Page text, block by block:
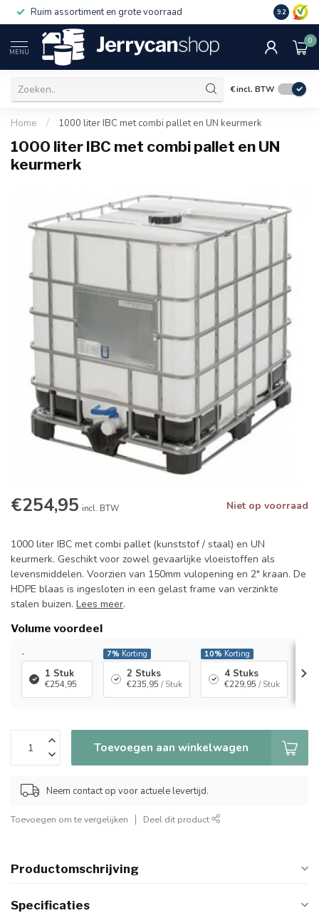
Ruim assortiment en grote voorraad 9.2
MENU
0
€incl. BTW
Home / 1000 liter IBC met combi pallet en UN keurmerk
1000 liter IBC met combi pallet en UN
keurmerk
€254,95 incl. BTW Niet op voorraad
1000 liter IBC met combi pallet (kunststof / staal) en UN
keurmerk. Geschikt voor zowel gevaarlijke vloeistoffen als
levensmiddelen. Voorzien van 150mm vulopening en 2" kraan. De
HDPE blaas is ingesloten in een gelast frame van verzinkte
stalen buizen. Lees meer.
Volume voordeel
-
1 Stuk
€254,95
7% Korting
2 Stuks
€235,95 / Stuk
10% Korting
4 Stuks
€229,95 / Stuk
Toevoegen aan winkelwagen
Neem contact op voor actuele levertijd.
Toevoegen om te vergelijken Deel dit product
Productomschrijving
Specificaties